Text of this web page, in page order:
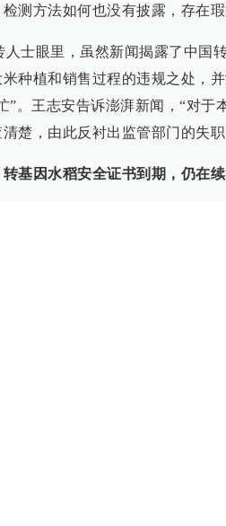
测方法如何也没有披露，存在
眼里，虽然新闻揭露了中国转
种植和销售过程的违规之处，
”。王志安告诉澎湃新闻，“对
楚，由此反衬出监管部门的失职
基因水稻安全证书到期，仍在